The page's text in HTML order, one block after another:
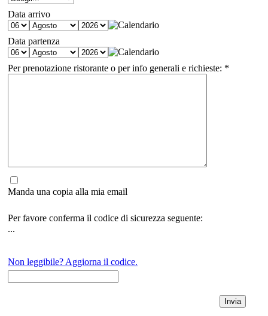
Data arrivo
Data partenza
Per prenotazione ristorante o per info generali e richieste: *
Manda una copia alla mia email
Per favore conferma il codice di sicurezza seguente:
...
Non leggibile? Aggiorna il codice.